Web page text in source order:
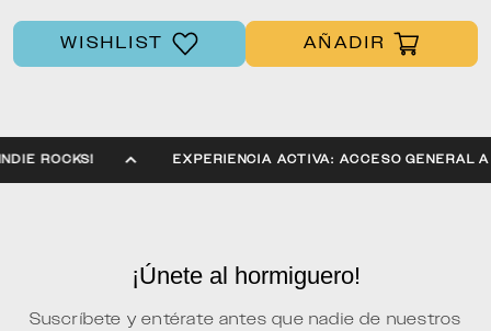
WISHLIST AÑADIR
INDIE ROCKS! EXPERIENCIA ACTIVA: ACCESO
¡Únete al hormiguero!
Suscríbete y entérate antes que nadie de nuestros